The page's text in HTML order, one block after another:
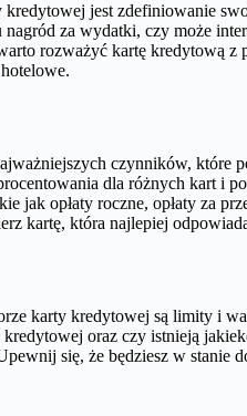
jest zdefiniowanie
za wydatki, czy może
rozważyć kartę kredytową
czynników, które
dla różnych kart i
jak opłaty roczne, opłaty za
kartę, która najlepiej
karty kredytowej są limity i
oraz czy istnieją
się, że będziesz w stanie